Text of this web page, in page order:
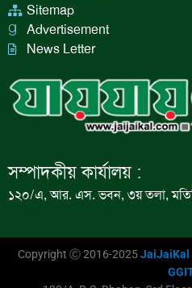
Sitemap
Advertisement
News Letter
সম্পাদকীয় কার্যালয় :
১২০/এ, আর. এস. ভবন, ৩য় তলা,
Copyright Ⓒ 2016-2025JaiJaiKal